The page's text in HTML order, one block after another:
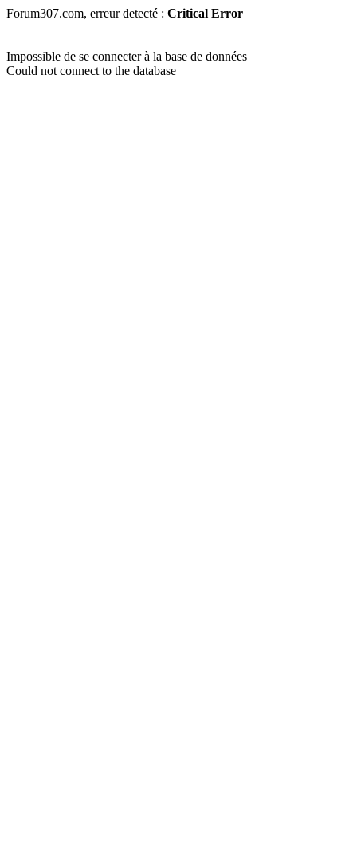
Forum307.com, erreur detecté : Critical Error
Impossible de se connecter à la base de données
Could not connect to the database